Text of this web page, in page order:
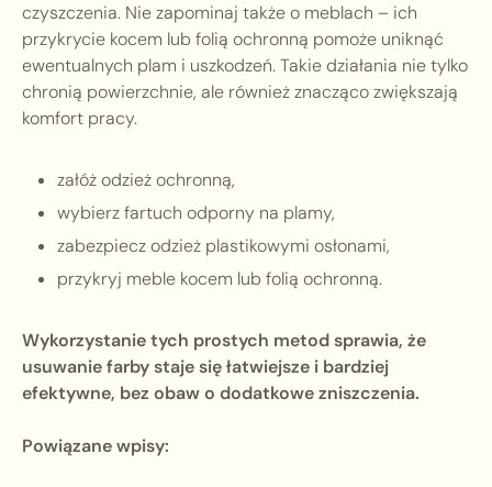
czyszczenia. Nie zapominaj także o meblach – ich
przykrycie kocem lub folią ochronną pomoże uniknąć
ewentualnych plam i uszkodzeń. Takie działania nie tylko
chronią powierzchnie, ale również znacząco zwiększają
komfort pracy.
załóż odzież ochronną,
wybierz fartuch odporny na plamy,
zabezpiecz odzież plastikowymi osłonami,
przykryj meble kocem lub folią ochronną.
Wykorzystanie tych prostych metod sprawia, że
usuwanie farby staje się łatwiejsze i bardziej
efektywne, bez obaw o dodatkowe zniszczenia.
Powiązane wpisy: